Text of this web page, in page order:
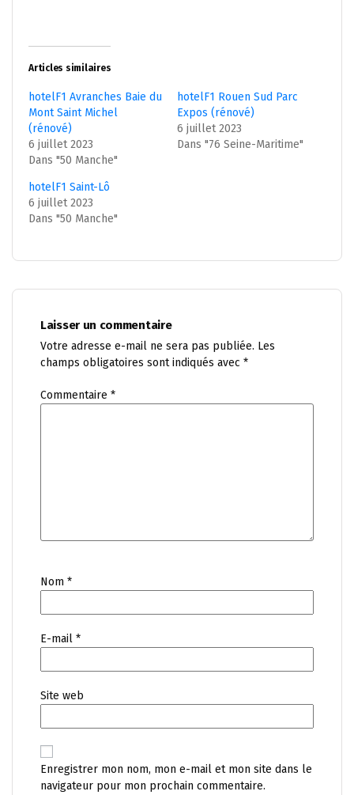
Articles similaires
hotelF1 Avranches Baie du
Mont Saint Michel
(rénové)
6 juillet 2023
Dans "50 Manche"
hotelF1 Rouen Sud Parc
Expos (rénové)
6 juillet 2023
Dans "76 Seine-Maritime"
hotelF1 Saint-Lô
6 juillet 2023
Dans "50 Manche"
Laisser un commentaire
Votre adresse e-mail ne sera pas publiée. Les
champs obligatoires sont indiqués avec *
Commentaire *
Nom *
E-mail *
Site web
Enregistrer mon nom, mon e-mail et mon site dans le
navigateur pour mon prochain commentaire.